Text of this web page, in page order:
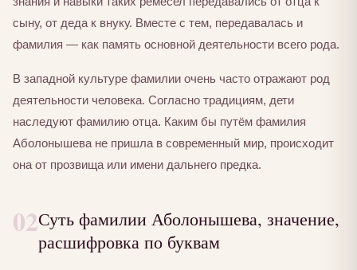
сыну, от деда к внуку. Вместе с тем, передавалась и
фамилия — как память основной деятельности всего рода.
В западной культуре фамилии очень часто отражают род
деятельности человека. Согласно традициям, дети
наследуют фамилию отца. Каким бы путём фамилия
Аболонышева не пришла в современный мир, происходит
она от прозвища или имени дальнего предка.
02Суть фамилии Аболонышева, значение,
расшифровка по буквам